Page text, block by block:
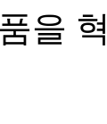
을